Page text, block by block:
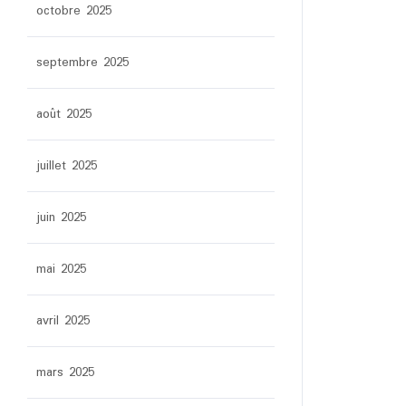
octobre 2025
septembre 2025
août 2025
juillet 2025
juin 2025
mai 2025
avril 2025
mars 2025